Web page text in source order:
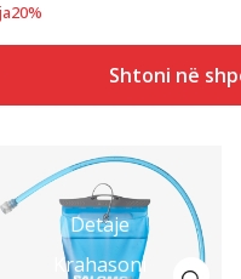
20%
Shtoni në
Detaje
Krahasoni